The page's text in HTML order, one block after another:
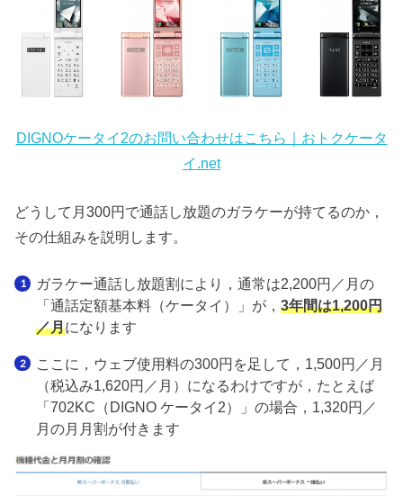
DIGNOケータイ2のお問い合わせはこちら｜おトクケータ
イ.net
どうして月300円で通話し放題のガラケーが持てるのか，
その仕組みを説明します。
ガラケー通話し放題割により，通常は2,200円／月の
「通話定額基本料（ケータイ）」が， 3年間は1,200円
／月になります
ここに，ウェブ使用料の300円を足して，1,500円／月
（税込み1,620円／月）になるわけですが，たとえば
「702KC（DIGNO ケータイ2）」の場合，1,320円／
月の月月割が付きます